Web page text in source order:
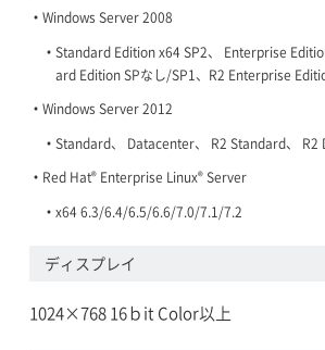
Windows Server 2008
Standard Edition x64 SP2、 Enterprise
ard Edition SPなし/SP1、R2 Enterprise
Windows Server 2012
Standard、 Datacenter、 R2 Standard、 R2
Red Hat®Enterprise Linux®Server
x64 6.3/6.4/6.5/6.6/7.0/7.1/7.2
ディスプレイ
1024×768 16ｂit Color以上